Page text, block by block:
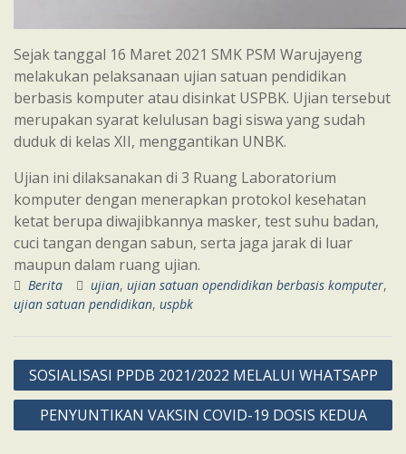
Sejak tanggal 16 Maret 2021 SMK PSM Warujayeng
melakukan pelaksanaan ujian satuan pendidikan
berbasis komputer atau disinkat USPBK. Ujian tersebut
merupakan syarat kelulusan bagi siswa yang sudah
duduk di kelas XII, menggantikan UNBK.
Ujian ini dilaksanakan di 3 Ruang Laboratorium
komputer dengan menerapkan protokol kesehatan
ketat berupa diwajibkannya masker, test suhu badan,
cuci tangan dengan sabun, serta jaga jarak di luar
maupun dalam ruang ujian.
Berita ujian, ujian satuan opendidikan berbasis komputer,
ujian satuan pendidikan, uspbk
Post
navigation
SOSIALISASI PPDB 2021/2022 MELALUI WHATSAPP
PENYUNTIKAN VAKSIN COVID-19 DOSIS KEDUA